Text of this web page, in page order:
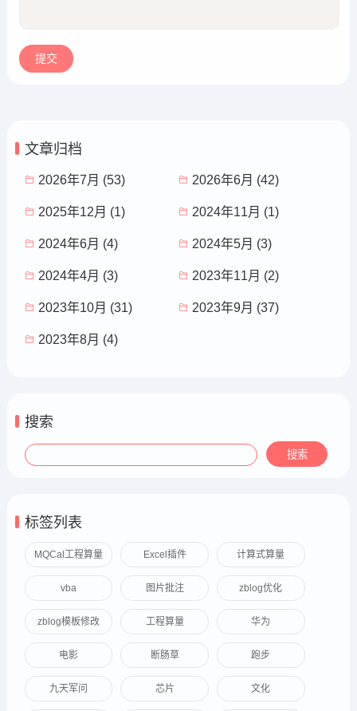
文章归档
2026年7月 (53) 2026年6月 (42)
2025年12月 (1) 2024年11月 (1)
2024年6月 (4) 2024年5月 (3)
2024年4月 (3) 2023年11月 (2)
2023年10月 (31) 2023年9月 (37)
2023年8月 (4)
搜索
标签列表
MQCal工程算量 Excel插件 计算式算量
vba 图片批注 zblog优化
zblog模板修改 工程算量 华为
电影 断肠草 跑步
九天军问 芯片 文化